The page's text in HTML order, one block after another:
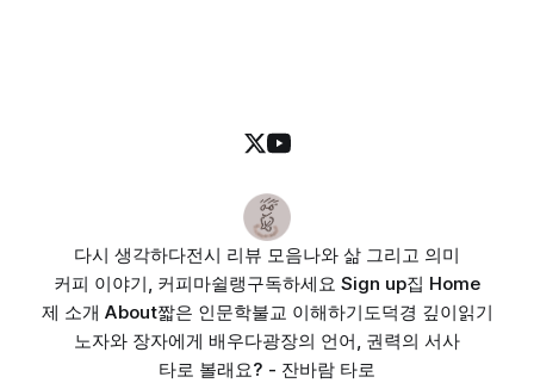
다시 생각하다전시 리뷰 모음나와 삶 그리고 의미
커피 이야기, 커피마쉴랭구독하세요 Sign up집 Home
제 소개 About짧은 인문학불교 이해하기도덕경 깊이읽기
노자와 장자에게 배우다광장의 언어, 권력의 서사
타로 볼래요? - 잔바람 타로